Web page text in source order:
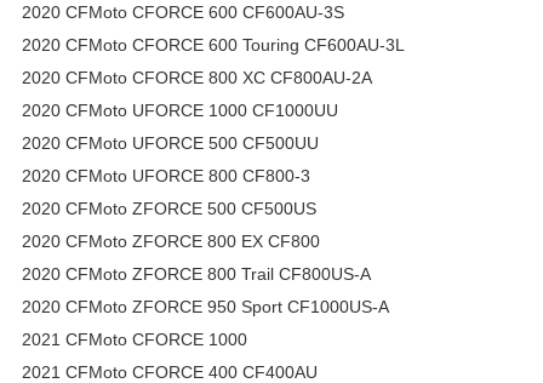
2020 CFMoto CFORCE 600 CF600AU-3S
2020 CFMoto CFORCE 600 Touring CF600AU-3L
2020 CFMoto CFORCE 800 XC CF800AU-2A
2020 CFMoto UFORCE 1000 CF1000UU
2020 CFMoto UFORCE 500 CF500UU
2020 CFMoto UFORCE 800 CF800-3
2020 CFMoto ZFORCE 500 CF500US
2020 CFMoto ZFORCE 800 EX CF800
2020 CFMoto ZFORCE 800 Trail CF800US-A
2020 CFMoto ZFORCE 950 Sport CF1000US-A
2021 CFMoto CFORCE 1000
2021 CFMoto CFORCE 400 CF400AU